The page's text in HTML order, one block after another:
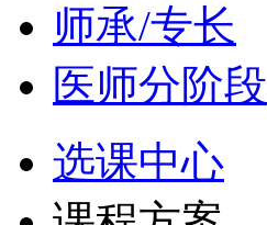
师承/专长
医师分阶段
选课中心